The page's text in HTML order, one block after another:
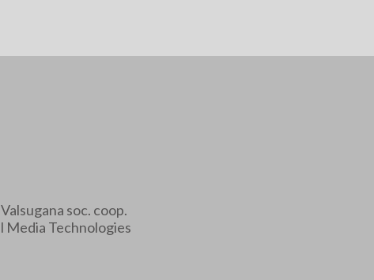
soc. coop.
Media Technologies